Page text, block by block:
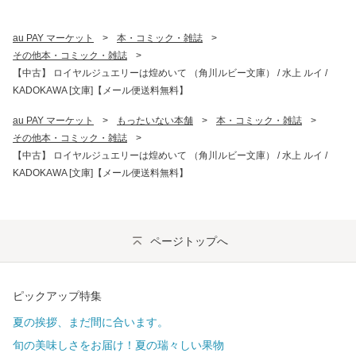
au PAY マーケット > 本・コミック・雑誌
>
その他本・コミック・雑誌
>
【中古】 ロイヤルジュエリーは煌めいて （角川ルビー文庫） / 水上 ルイ /
KADOKAWA [文庫]【メール便送料無料】
au PAY マーケット > もったいない本舗 > 本・コミック・雑誌
>
その他本・コミック・雑誌
>
【中古】 ロイヤルジュエリーは煌めいて （角川ルビー文庫） / 水上 ルイ /
KADOKAWA [文庫]【メール便送料無料】
ページトップへ
ピックアップ特集
夏の挨拶、まだ間に合います。
旬の美味しさをお届け！夏の瑞々しい果物